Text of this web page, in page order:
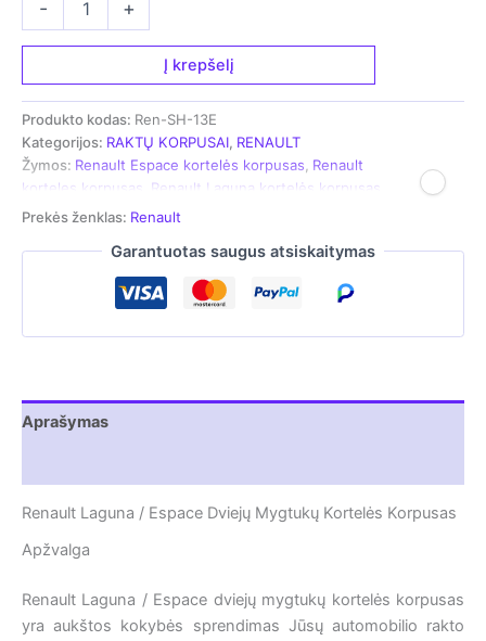
-
-
skirtas
Renault,
dviejų
mygtukų
+
Į krepšelį
Produkto kodas: Ren-SH-13E
Kategorijos: RAKTŲ KORPUSAI, RENAULT
Žymos: Renault Espace kortelės korpusas, Renault
korteles korpusas
Renault Laguna kortelės korpusas
Prekės ženklas: Renault
Garantuotas saugus atsiskaitymas
Aprašymas
Renault Laguna / Espace Dviejų Mygtukų Kortelės Korpusas
Apžvalga
Renault Laguna / Espace dviejų mygtukų kortelės korpusas
yra aukštos kokybės sprendimas Jūsų automobilio rakto